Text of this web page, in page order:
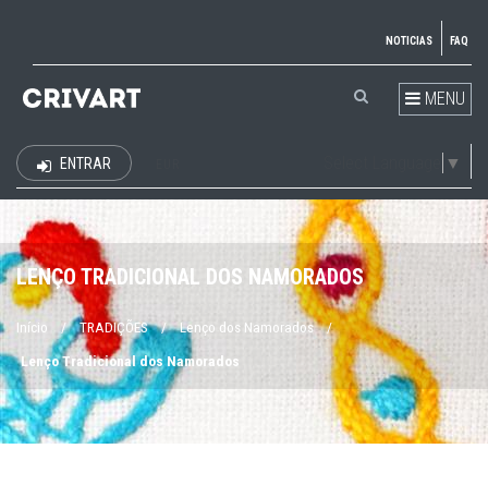
NOTICIAS FAQ
MENU
▼
ENTRAR
LENÇO TRADICIONAL DOS NAMORADOS
Início / TRADIÇÕES / Lenço dos Namorados /
Lenço Tradicional dos Namorados